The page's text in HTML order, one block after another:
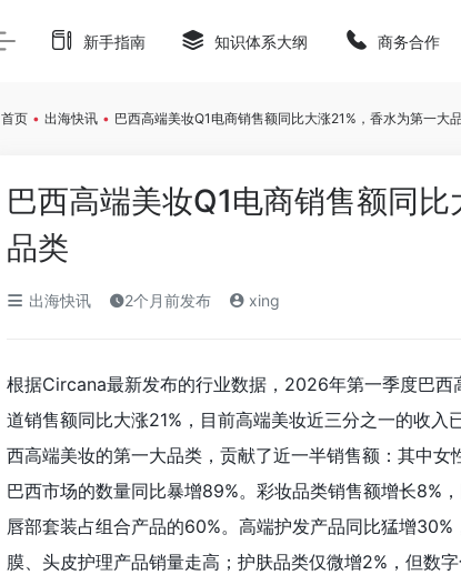
新手指南 知识体系大纲 商务合作
首页 • 出海快讯 • 巴西高端美妆Q1电商销售额同比大涨21%，香水为第一大
巴西高端美妆Q1电商销售额同
品类
出海快讯 2个月前发布 xing
根据Circana最新发布的行业数据，2026年第一季度巴西
道销售额同比大涨21%，目前高端美妆近三分之一的收
西高端美妆的第一大品类，贡献了近一半销售额：其中女
巴西市场的数量同比暴增89%。彩妆品类销售额增长8%
唇部套装占组合产品的60%。高端护发产品同比猛增
膜、头皮护理产品销量走高；护肤品类仅微增2%，但数